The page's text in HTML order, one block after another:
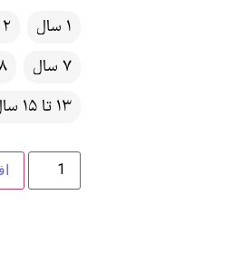
1 سال
2 سال
7 سال
8
13 تا 15 سال